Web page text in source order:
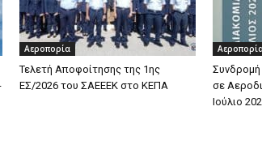
Αεροπορία
Τελετή Αποφοίτησης της 1ης
ΕΣ/2026 του ΣΑΕΕΕΚ στο ΚΕΠΑ
σε
Ιούλιο